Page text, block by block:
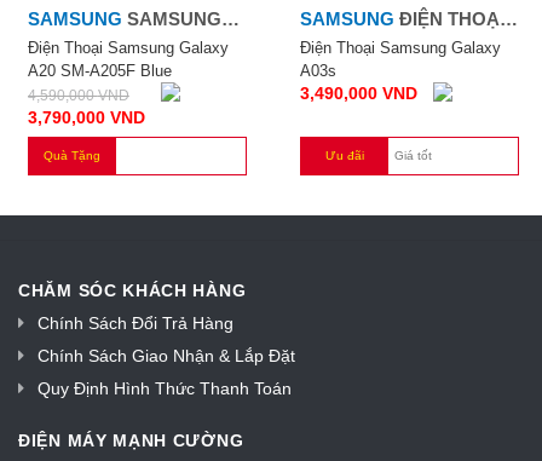
SAMSUNG SAMSUNG
GALAXY 6.4''
Điện Thoại Samsung Galaxy
A20 SM-A205F Blue
4,590,000VND
3,790,000 VND
Quà Tặng
SAMSUNG ĐIỆN THOẠI
SAMSUNG GALAXY
A03S
Điện Thoại Samsung Galaxy
A03s
3,490,000 VND
Ưu đãi Giá tốt
CHĂM SÓC KHÁCH HÀNG
Chính Sách Đổi Trả Hàng
Chính Sách Giao Nhận & Lắp Đặt
Quy Định Hình Thức Thanh Toán
ĐIỆN MÁY MẠNH CƯỜNG